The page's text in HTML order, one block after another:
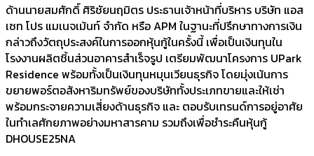
ด้านนายสมศักดิ์ ศิริชัยนฤมิตร ประธานเจ้าหน้าที่บริหาร บริษัท แอส
เซท โปร แมเนจเม้นท์ จำกัด หรือ APM ในฐานะที่ปรึกษาทางการเงิน
กล่าวถึงวัตถุประสงค์ในการออกหุ้นกู้ในครั้งนี้ เพื่อเป็นเงินทุนใน
โรงงานผลิตชิ้นส่วนอาคารสำเร็จรูป เตรียมพัฒนาโครงการ UPark
Residence พร้อมทั้งเป็นเงินทุนหมุนเวียนธุรกิจ โดยมุ่งเน้นการ
ขยายพอร์ตอสังหาริมทรัพย์ของบริษัททั้งประเภทขายและให้เช่า
พร้อมกระจายความเสี่ยงด้านธุรกิจ และ ตอบรับเทรนด์การอยู่อาศัย
ในทำเลศักยภาพอย่างมหาสารคาม รวมถึงเพื่อชำระคืนหุ้นกู้
DHOUSE25NA